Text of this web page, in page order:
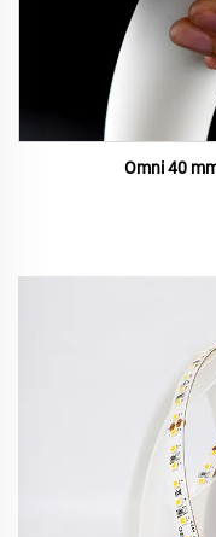
Omni 40